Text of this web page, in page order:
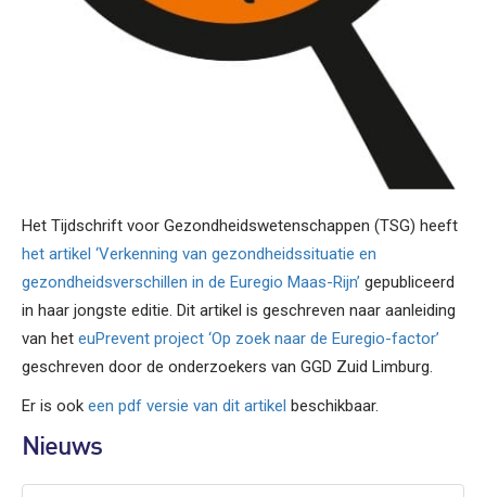
Het Tijdschrift voor Gezondheidswetenschappen (TSG) heeft
het artikel ‘Verkenning van gezondheidssituatie en
gezondheidsverschillen in de Euregio Maas-Rijn’ gepubliceerd
in haar jongste editie. Dit artikel is geschreven naar aanleiding
van het euPrevent project ‘Op zoek naar de Euregio-factor’
geschreven door de onderzoekers van GGD Zuid Limburg.
Er is ook een pdf versie van dit artikel beschikbaar.
Nieuws